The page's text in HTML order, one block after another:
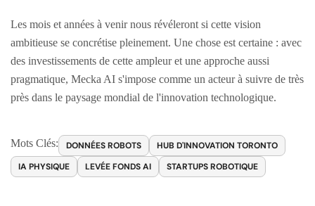
Les mois et années à venir nous révéleront si cette vision
ambitieuse se concrétise pleinement. Une chose est certaine : avec
des investissements de cette ampleur et une approche aussi
pragmatique, Mecka AI s'impose comme un acteur à suivre de très
près dans le paysage mondial de l'innovation technologique.
Mots Clés: DONNÉES ROBOTS
HUB D'INNOVATION TORONTO
IA PHYSIQUE
LEVÉE FONDS AI STARTUPS ROBOTIQUE